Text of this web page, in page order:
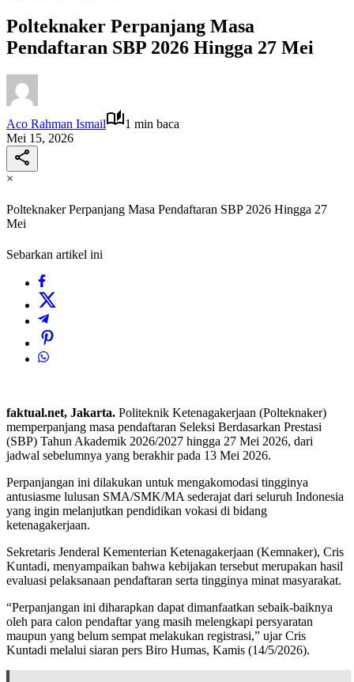
Polteknaker Perpanjang Masa
Pendaftaran SBP 2026 Hingga 27 Mei
Aco Rahman Ismail
1 min baca
Mei 15, 2026
×
Polteknaker Perpanjang Masa Pendaftaran SBP 2026 Hingga 27
Mei
Sebarkan artikel ini
faktual.net, Jakarta. Politeknik Ketenagakerjaan (Polteknaker)
memperpanjang masa pendaftaran Seleksi Berdasarkan Prestasi
(SBP) Tahun Akademik 2026/2027 hingga 27 Mei 2026, dari
jadwal sebelumnya yang berakhir pada 13 Mei 2026.
Perpanjangan ini dilakukan untuk mengakomodasi tingginya
antusiasme lulusan SMA/SMK/MA sederajat dari seluruh Indonesia
yang ingin melanjutkan pendidikan vokasi di bidang
ketenagakerjaan.
Sekretaris Jenderal Kementerian Ketenagakerjaan (Kemnaker), Cris
Kuntadi, menyampaikan bahwa kebijakan tersebut merupakan hasil
evaluasi pelaksanaan pendaftaran serta tingginya minat masyarakat.
“Perpanjangan ini diharapkan dapat dimanfaatkan sebaik-baiknya
oleh para calon pendaftar yang masih melengkapi persyaratan
maupun yang belum sempat melakukan registrasi,” ujar Cris
Kuntadi melalui siaran pers Biro Humas, Kamis (14/5/2026).